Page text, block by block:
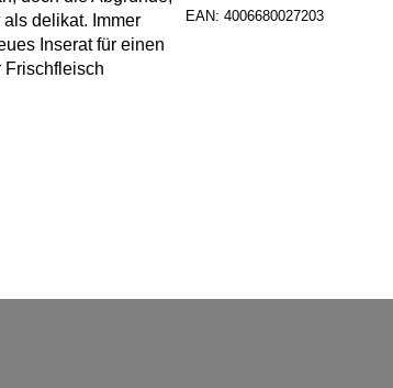
EAN: 4006680027203
delikat. Immer
Inserat für einen
Frischfleisch